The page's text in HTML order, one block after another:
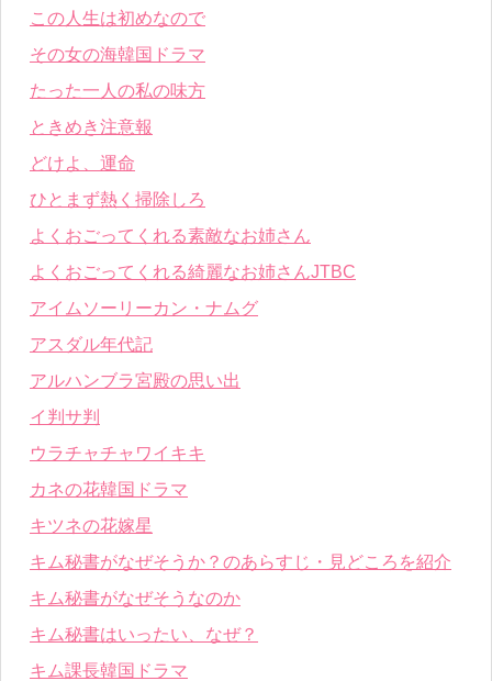
この人生は初めなので
その女の海韓国ドラマ
たった一人の私の味方
ときめき注意報
どけよ、運命
ひとまず熱く掃除しろ
よくおごってくれる素敵なお姉さん
よくおごってくれる綺麗なお姉さんJTBC
アイムソーリーカン・ナムグ
アスダル年代記
アルハンブラ宮殿の思い出
イ判サ判
ウラチャチャワイキキ
カネの花韓国ドラマ
キツネの花嫁星
キム秘書がなぜそうか？のあらすじ・見どころを紹介
キム秘書がなぜそうなのか
キム秘書はいったい、なぜ？
キム課長韓国ドラマ